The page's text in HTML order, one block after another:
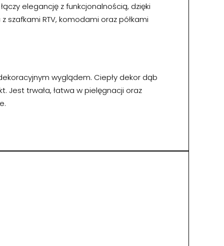
elegancję z funkcjonalnością, dzięki
RTV, komodami oraz półkami
wyglądem. Ciepły dekor dąb
Jest trwała, łatwa w pielęgnacji oraz